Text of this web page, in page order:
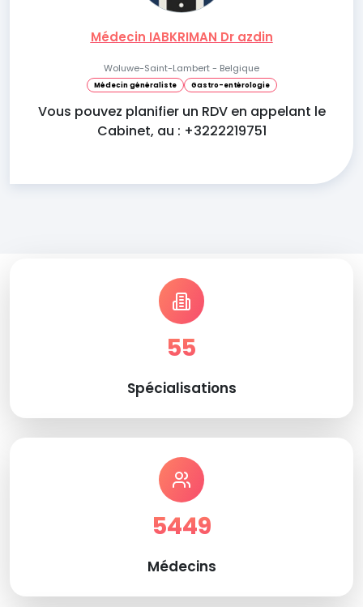
Médecin IABKRIMAN Dr azdin
Woluwe-Saint-Lambert - Belgique
Médecin généraliste Gastro-entérologie
Vous pouvez planifier un RDV en appelant le
Cabinet, au : +3222219751
55
Spécialisations
5449
Médecins